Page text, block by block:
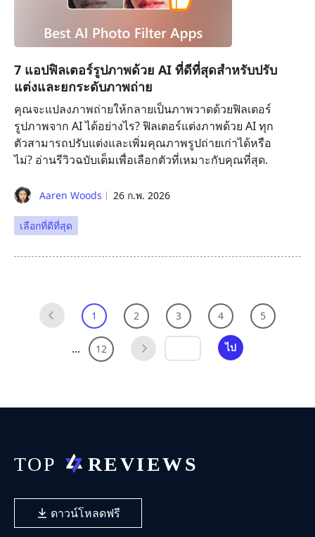
7 แอปฟิลเตอร์รูปภาพด้วย AI ที่ดีที่สุดสำหรับปรับ
แต่งและยกระดับภาพถ่าย
คุณจะแปลงภาพถ่ายให้กลายเป็นภาพวาดด้วยฟิลเตอร์
รูปภาพจาก AI ได้อย่างไร? ฟิลเตอร์แต่งภาพด้วย AI ทุก
ตัวสามารถปรับแต่งและเพิ่มคุณภาพรูปถ่ายเก่าได้หรือ
ไม่? อ่านรีวิวฉบับเต็มเพื่อเลือกตัวที่เหมาะกับคุณที่สุด.
Aaren Woods 26 ก.พ. 2026
เลือกที่ดีที่สุด
1 2 3 4 5
... 12 ไป
ดาวน์โหลดฟรี